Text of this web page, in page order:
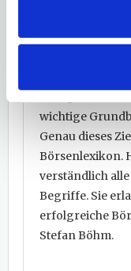
Herzlich
wichtige
Genau dieses
Börsenlexikon.
verständlich
Begriffe. Sie
erfolgreiche
Stefan Böhm.